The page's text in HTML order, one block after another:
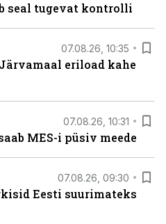
seal tugevat kontrolli
07.08.26, 10:35
eriload kahe
07.08.26, 10:31
MES-i püsiv meede
07.08.26, 09:30
Eesti suurimateks